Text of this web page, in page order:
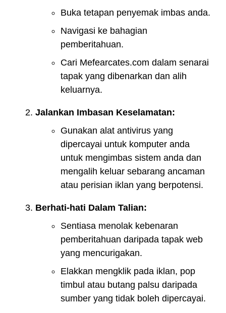
Buka tetapan penyemak imbas anda.
Navigasi ke bahagian
pemberitahuan.
Cari Mefearcates.com dalam senarai
tapak yang dibenarkan dan alih
keluarnya.
Jalankan Imbasan Keselamatan:
Gunakan alat antivirus yang
dipercayai untuk komputer anda
untuk mengimbas sistem anda dan
mengalih keluar sebarang ancaman
atau perisian iklan yang berpotensi.
Berhati-hati Dalam Talian:
Sentiasa menolak kebenaran
pemberitahuan daripada tapak web
yang mencurigakan.
Elakkan mengklik pada iklan, pop
timbul atau butang palsu daripada
sumber yang tidak boleh dipercayai.